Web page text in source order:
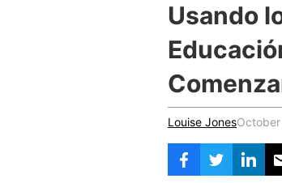
Usando
Louise Jones